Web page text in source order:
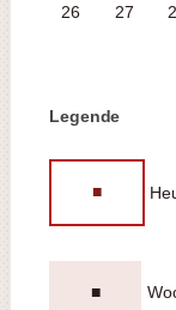
26 27
Legende
■
■